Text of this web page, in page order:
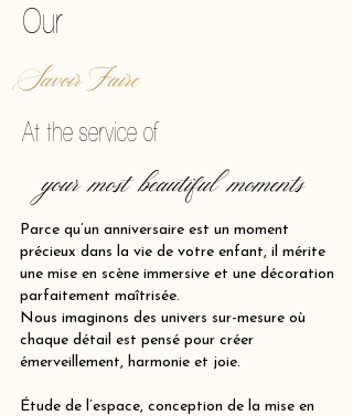
Our
Savoir Faire
At the service of
your most beautiful moments
Parce qu’un anniversaire est un moment
précieux dans la vie de votre enfant, il mérite
une mise en scène immersive et une décoration
parfaitement maîtrisée.
Nous imaginons des univers sur-mesure où
chaque détail est pensé pour créer
émerveillement, harmonie et joie.
Étude de l’espace, conception de la mise en